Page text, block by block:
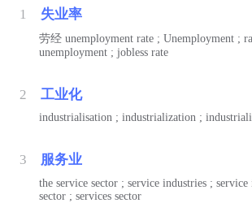
1 失业率
劳经 unemployment rate ; Unemployment ;
unemployment ; jobless rate
2 工业化
industrialisation ; industrialization ;
3 服务业
the service sector ; service industries ;
sector ; services sector